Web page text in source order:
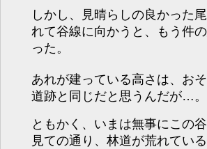
しかし、見晴らしの良かった
れて谷線に向かうと、もう件
った。
あれが建っている高さは、お
道跡と同じだと思うんだが…。
ともかく、いまは無事にこの
見ての通り、林道が荒れてい